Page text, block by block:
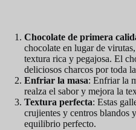
Chocolate de primera
chocolate en lugar de
textura rica y pegajosa. El
deliciosos charcos por toda
Enfriar la masa: Enfriar la
realza el sabor y mejora la
Textura perfecta: Estas
crujientes y centros blandos
equilibrio perfecto.